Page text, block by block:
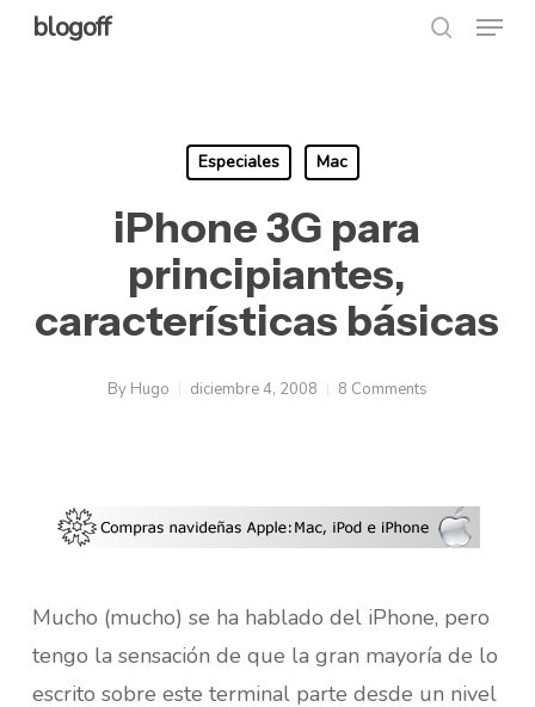
Skipblogoff Menu
Especiales Mac
iPhone 3G para
principiantes,
características básicas
By Hugo diciembre 4, 2008 8 Comments
Mucho (mucho) se ha hablado del iPhone, pero
tengo la sensación de que la gran mayoría de lo
escrito sobre este terminal parte desde un nivel